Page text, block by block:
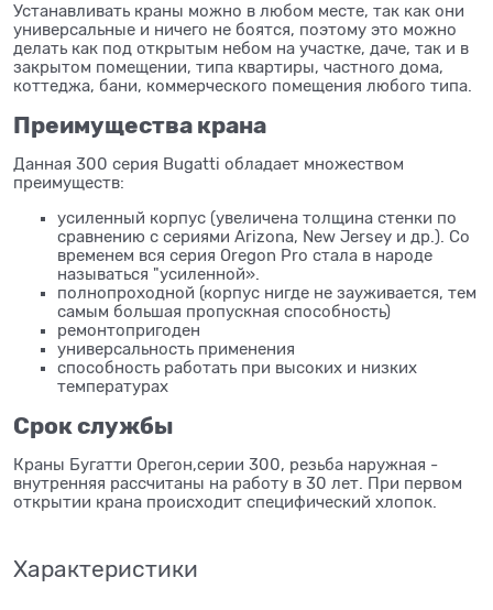
Устанавливать краны можно в любом месте, так как они
универсальные и ничего не боятся, поэтому это можно
делать как под открытым небом на участке, даче, так и в
закрытом помещении, типа квартиры, частного дома,
коттеджа, бани, коммерческого помещения любого типа.
Преимущества крана
Данная 300 серия Bugatti обладает множеством
преимуществ:
усиленный корпус (увеличена толщина стенки по
сравнению с сериями Arizona, New Jersey и др.). Со
временем вся серия Oregon Pro стала в народе
называться "усиленной».
полнопроходной (корпус нигде не зауживается, тем
самым большая пропускная способность)
ремонтопригоден
универсальность применения
способность работать при высоких и низких
температурах
Срок службы
Краны Бугатти Орегон,серии 300, резьба наружная -
внутренняя рассчитаны на работу в 30 лет. При первом
открытии крана происходит специфический хлопок.
Характеристики